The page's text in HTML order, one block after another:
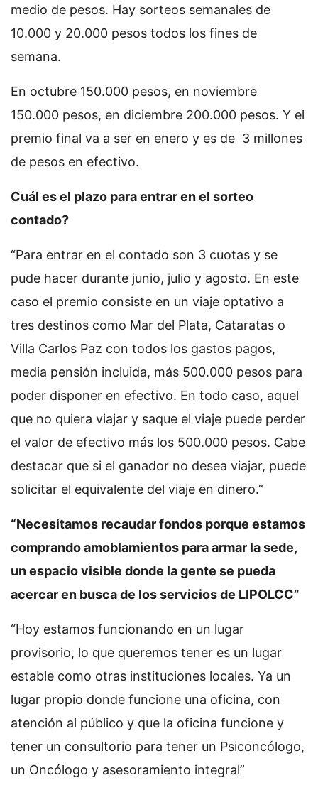
medio de pesos. Hay sorteos semanales de
10.000 y 20.000 pesos todos los fines de
semana.
En octubre 150.000 pesos, en noviembre
150.000 pesos, en diciembre 200.000 pesos. Y el
premio final va a ser en enero y es de 3 millones
de pesos en efectivo.
Cuál es el plazo para entrar en el sorteo
contado?
“Para entrar en el contado son 3 cuotas y se
pude hacer durante junio, julio y agosto. En este
caso el premio consiste en un viaje optativo a
tres destinos como Mar del Plata, Cataratas o
Villa Carlos Paz con todos los gastos pagos,
media pensión incluida, más 500.000 pesos para
poder disponer en efectivo. En todo caso, aquel
que no quiera viajar y saque el viaje puede perder
el valor de efectivo más los 500.000 pesos. Cabe
destacar que si el ganador no desea viajar, puede
solicitar el equivalente del viaje en dinero.”
“Necesitamos recaudar fondos porque estamos
comprando amoblamientos para armar la sede,
un espacio visible donde la gente se pueda
acercar en busca de los servicios de LIPOLCC”
“Hoy estamos funcionando en un lugar
provisorio, lo que queremos tener es un lugar
estable como otras instituciones locales. Ya un
lugar propio donde funcione una oficina, con
atención al público y que la oficina funcione y
tener un consultorio para tener un Psiconcólogo,
un Oncólogo y asesoramiento integral”